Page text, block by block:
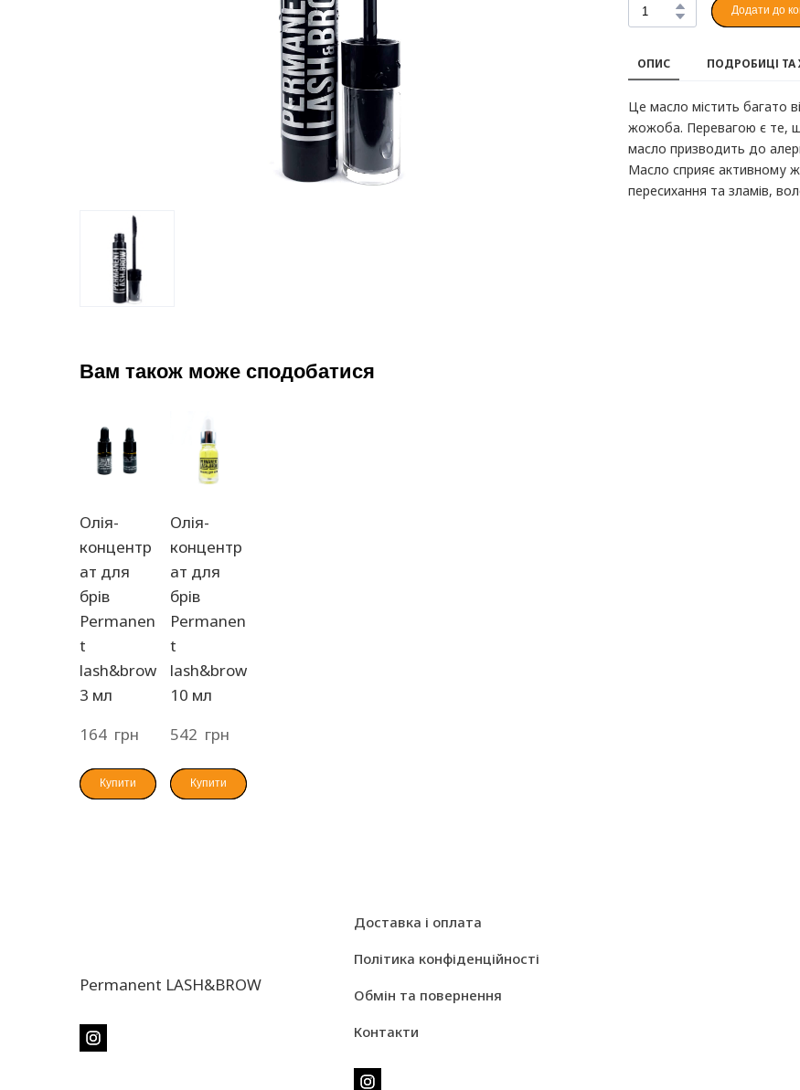
Додати до
ОПИС ПОДРОБИЦІ ТА
Це масло містить багато
жожоба. Перевагою є те,
масло призводить до
Масло сприяє активному
пересихання та зламів,
Вам також може сподобатися
Олія-
концентр
ат для
брів
Permanen
t
lash&brow
3 мл
164  грн
Купити
Олія-
концентр
ат для
брів
Permanen
t
lash&brow
10 мл
542  грн
Купити
Permanent LASH&BROW
Доставка і оплата
Політика конфіденційності
Обмін та повернення
Контакти